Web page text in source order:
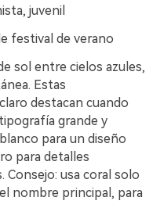
juvenil
festival de verano
sol entre cielos azules,
Estas
destacan cuando
grande y
para un diseño
para detalles
usa coral solo
nombre principal, para